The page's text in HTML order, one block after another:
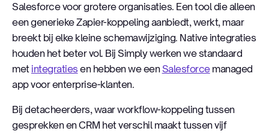
Salesforce voor grotere organisaties. Een tool die alleen
een generieke Zapier-koppeling aanbiedt, werkt, maar
breekt bij elke kleine schemawijziging. Native integraties
houden het beter vol. Bij Simply werken we standaard
met integraties en hebben we eenSalesforcemanaged
app voor enterprise-klanten.
Bij detacheerders, waar workflow-koppeling tussen
gesprekken en CRM het verschil maakt tussen vijf